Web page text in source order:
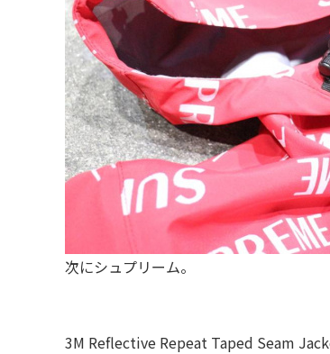
次にシュプリーム。
3M Reflective Repeat Taped Seam